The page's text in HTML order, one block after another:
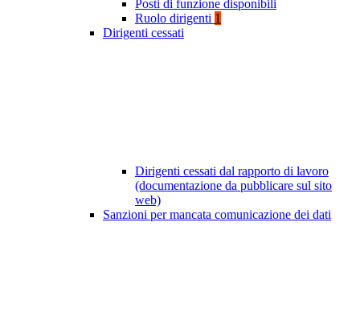
Posti di funzione disponibili
Ruolo dirigenti 1
Dirigenti cessati
Dirigenti cessati dal rapporto di lavoro
(documentazione da pubblicare sul sito
web)
Sanzioni per mancata comunicazione dei dati